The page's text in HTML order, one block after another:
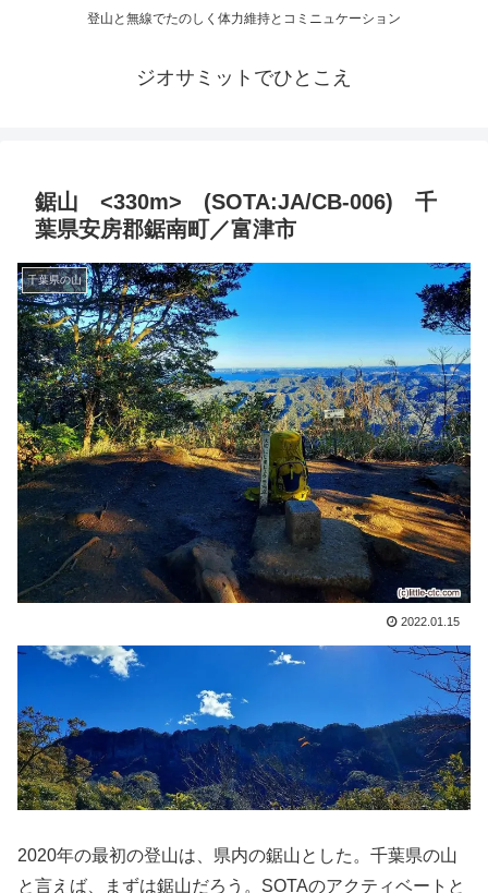
登山と無線でたのしく体力維持とコミニュケーション
ジオサミットでひとこえ
鋸山 <330m> (SOTA:JA/CB-006) 千
葉県安房郡鋸南町／富津市
千葉県の山
2022.01.15
2020年の最初の登山は、県内の鋸山とした。千葉県の山
と言えば、まずは鋸山だろう。SOTAのアクティベートと